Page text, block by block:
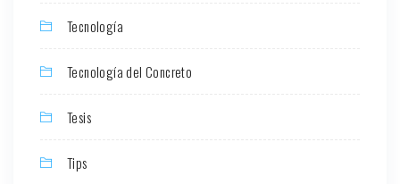
Tecnología
Tecnología del Concreto
Tesis
Tips